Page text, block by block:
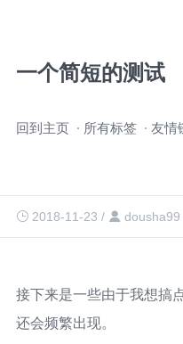
一个简短的测试
过
回到主页 所有标签 友情
2018-11-23 / dousha99
接下来是一些由于我想搞
还会频繁出现。